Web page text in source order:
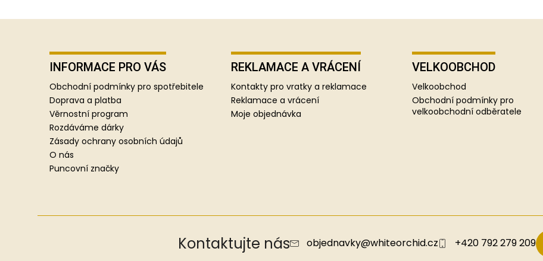
INFORMACE PRO VÁS
Obchodní podmínky pro spotřebitele
Doprava a platba
Věrnostní program
Rozdáváme dárky
Zásady ochrany osobních údajů
O nás
Puncovní značky
REKLAMACE A VRÁCENÍ
Kontakty pro vratky a reklamace
Reklamace a vrácení
Moje objednávka
VELKOOBCHOD
Velkoobchod
Obchodní podmínky pro
velkoobchodní odběratele
Kontaktujte nás objednavky@whiteorchid.cz +420 792 279 209